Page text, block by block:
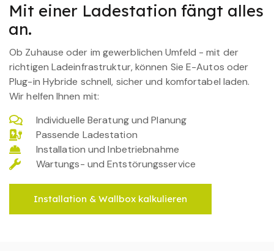
Mit einer Ladestation fängt alles
an.
Ob Zuhause oder im gewerblichen Umfeld - mit der
richtigen Ladeinfrastruktur, können Sie E-Autos oder
Plug-in Hybride schnell, sicher und komfortabel laden.
Wir helfen Ihnen mit:
Individuelle Beratung und Planung
Passende Ladestation
Installation und Inbetriebnahme
Wartungs- und Entstörungsservice
Installation & Wallbox kalkulieren